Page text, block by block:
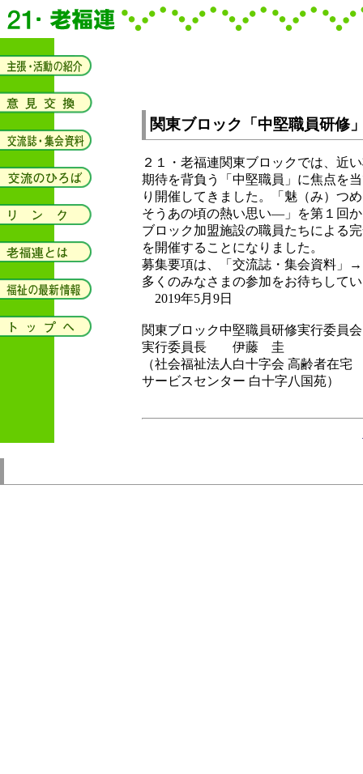
関東ブロック「中堅職員研修
２１・老福連関東ブロックでは、近
期待を背負う「中堅職員」に焦点を
り開催してきました。「魅（み）つ
そうあの頃の熱い思い―」を第１回
ブロック加盟施設の職員たちによる
を開催することになりました。
募集要項は、「交流誌・集会資料」
多くのみなさまの参加をお待ちして
2019年5月9日
関東ブロック中堅職員研修実行委員会
実行委員長 伊藤 圭
（社会福祉法人白十字会 高齢者在宅
サービスセンター 白十字八国苑）